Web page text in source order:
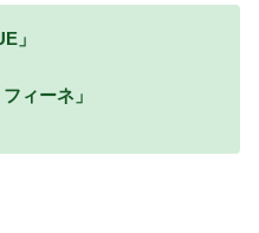
」
ィーネ」